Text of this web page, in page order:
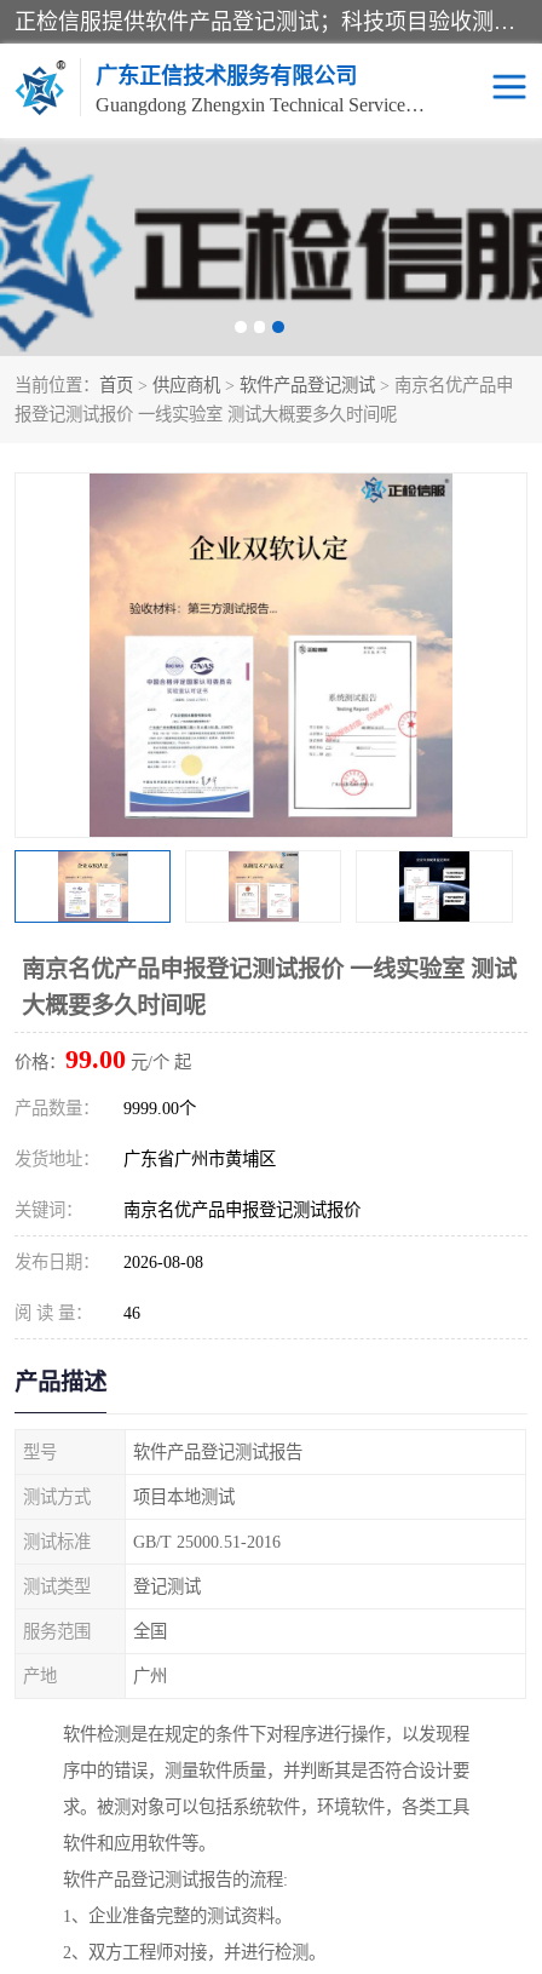
正检信服提供软件产品登记测试；科技项目验收测试；产品确认测试；功能测试；性能测试；安全测试；代码审计测试；漏洞扫描测试；渗透测试；风险评估测试；信息安全等级保护测评；双软认定；实验室建设质量体系建设；软件着作权、软件评测等服务。
广东正信技术服务有限公司
Guangdong Zhengxin Technical Service Co., Ltd
当前位置： 首页 > 供应商机 > 软件产品登记测试 > 南京名优产品申
报登记测试报价 一线实验室 测试大概要多久时间呢
南京名优产品申报登记测试报价 一线实验室 测试
大概要多久时间呢
价格： 99.00 元/个 起
产品数量： 9999.00个
发货地址： 广东省广州市黄埔区
关键词： 南京名优产品申报登记测试报价
发布日期： 2026-08-08
阅 读 量： 46
产品描述
型号 软件产品登记测试报告
测试方式 项目本地测试
测试标准 GB/T 25000.51-2016
测试类型 登记测试
服务范围 全国
产地 广州
软件检测是在规定的条件下对程序进行操作，以发现程
序中的错误，测量软件质量，并判断其是否符合设计要
求。被测对象可以包括系统软件，环境软件，各类工具
软件和应用软件等。
软件产品登记测试报告的流程:
1、企业准备完整的测试资料。
2、双方工程师对接，并进行检测。
电子政务验收测评 数字信息化验收测评
应用软件系统测试 信息系统漏洞扫描
科技成果鉴定测试
信息安全风险评估 系统性能效率测试